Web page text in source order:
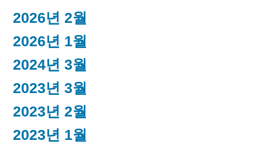
2026년 2월
2026년 1월
2024년 3월
2023년 3월
2023년 2월
2023년 1월